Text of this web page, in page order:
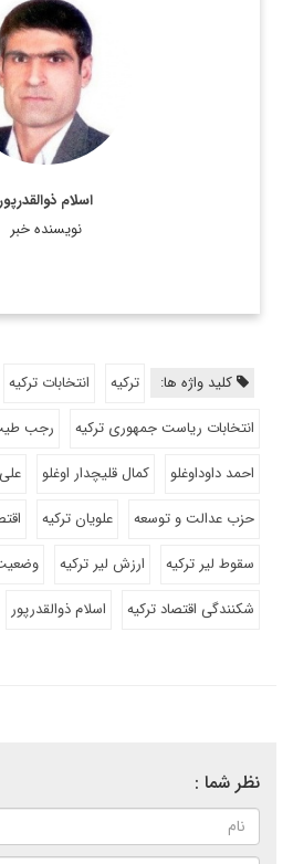
اسلام ذوالقدرپور
نویسنده خبر
کارشناس ارشد مسائل سیاسی و
سیاستگذاری
اطلاعات بیشتر
کلید واژه ها: ترکیه
انتخابات ترکیه
انتخابات ریاست جمهوری ترکیه
رجب
احمد داوداوغلو
کمال قلیچدار اوغلو
حزب عدالت و توسعه
علویان ترکیه
سقوط لیر ترکیه
ارزش لیر ترکیه
شکنندگی اقتصاد ترکیه
اسلام ذوالقدرپور
نظر شما :